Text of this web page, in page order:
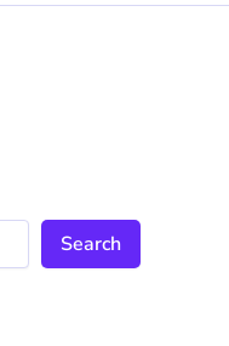
Search